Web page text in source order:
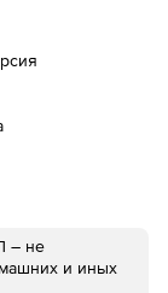
– не
и иных